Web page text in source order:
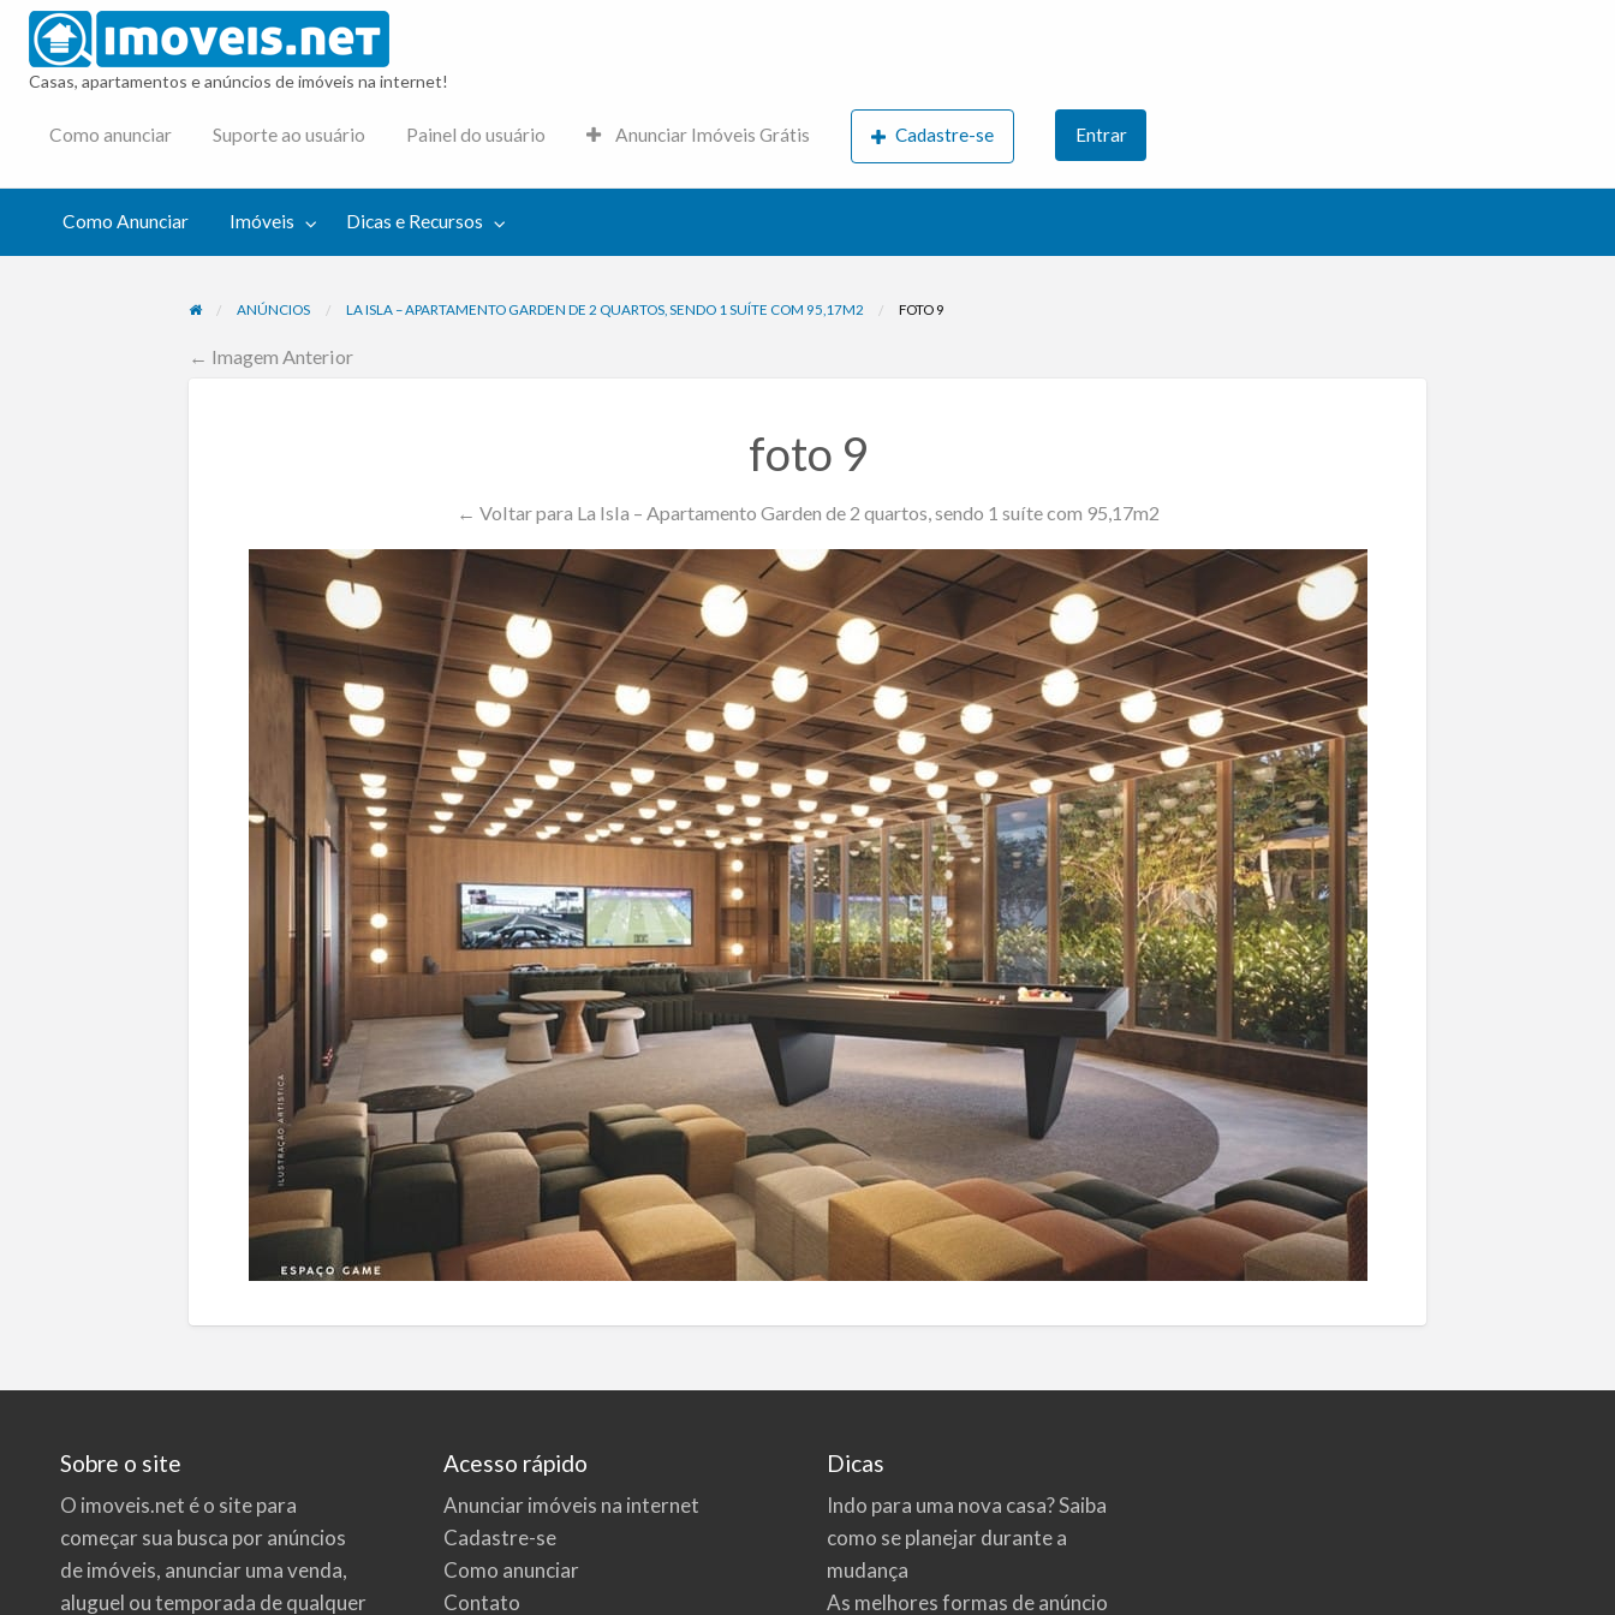
Casas, apartamentos e anúncios de imóveis na internet!
Como anunciar Suporte ao usuário Painel do usuário Anunciar Imóveis Grátis Cadastre-se Entrar
Como Anunciar Imóveis Dicas e Recursos
ANÚNCIOS LA ISLA – APARTAMENTO GARDEN DE 2 QUARTOS, SENDO 1 SUÍTE COM 95,17M2 FOTO 9
← Imagem Anterior
foto 9
← Voltar para La Isla – Apartamento Garden de 2 quartos, sendo 1 suíte com 95,17m2
Sobre o site
O imoveis.net é o site para
começar sua busca poranúncios
de imóveis, anunciar uma venda,
aluguel ou temporada de qualquer
Acesso rápido
Anunciar imóveis na internet
Cadastre-se
Como anunciar
Contato
Dicas
Indo para uma nova casa? Saiba
como se planejar durante a
mudança
As melhores formas de anúncio